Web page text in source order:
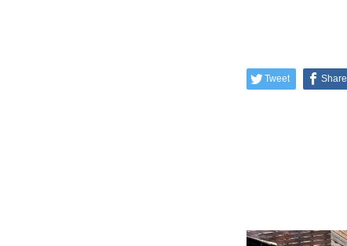
Tweet Share